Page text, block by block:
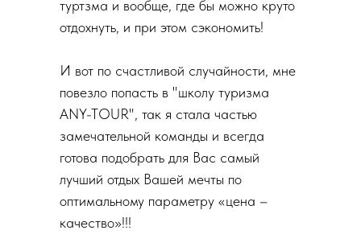
туртзма и вообще, где бы можно круто
отдохнуть, и при этом сэкономить!
И вот по счастливой случайности, мне
повезло попасть в "школу туризма
ANY-TOUR", так я стала частью
замечательной команды и всегда
готова подобрать для Вас самый
лучший отдых Вашей мечты по
оптимальному параметру «цена –
качество»!!!